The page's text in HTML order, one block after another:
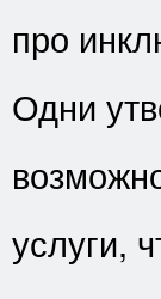
про
Одни
услуги,